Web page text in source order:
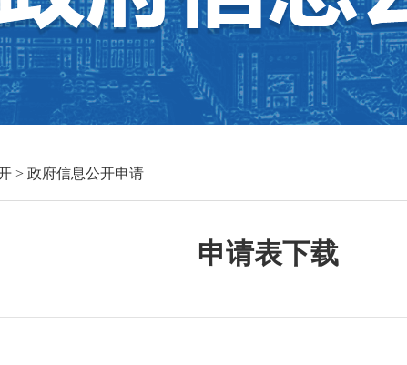
> 政府信息公开申请
申请表下载